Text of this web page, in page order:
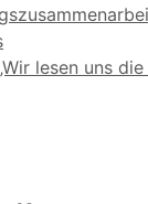
lesen uns